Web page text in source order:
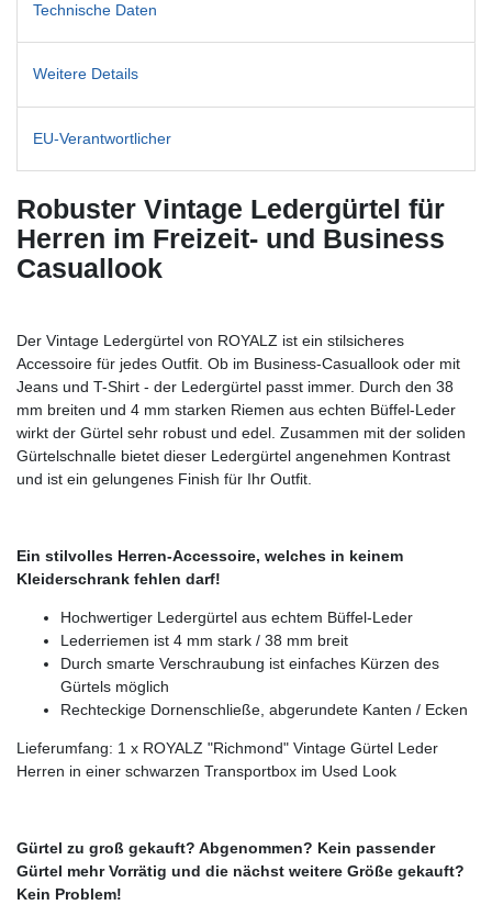
Technische Daten
Weitere Details
EU-Verantwortlicher
Robuster Vintage Ledergürtel für
Herren im Freizeit- und Business
Casuallook
Der Vintage Ledergürtel von ROYALZ ist ein stilsicheres
Accessoire für jedes Outfit. Ob im Business-Casuallook oder mit
Jeans und T-Shirt - der Ledergürtel passt immer. Durch den 38
mm breiten und 4 mm starken Riemen aus echten Büffel-Leder
wirkt der Gürtel sehr robust und edel. Zusammen mit der soliden
Gürtelschnalle bietet dieser Ledergürtel angenehmen Kontrast
und ist ein gelungenes Finish für Ihr Outfit.
Ein stilvolles Herren-Accessoire, welches in keinem
Kleiderschrank fehlen darf!
Hochwertiger Ledergürtel aus echtem Büffel-Leder
Lederriemen ist 4 mm stark / 38 mm breit
Durch smarte Verschraubung ist einfaches Kürzen des
Gürtels möglich
Rechteckige Dornenschließe, abgerundete Kanten / Ecken
Lieferumfang: 1 x ROYALZ "Richmond" Vintage Gürtel Leder
Herren in einer schwarzen Transportbox im Used Look
Gürtel zu groß gekauft? Abgenommen? Kein passender
Gürtel mehr Vorrätig und die nächst weitere Größe gekauft?
Kein Problem!